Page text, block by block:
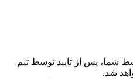
شما، پس از تایید توسط تیم
شد.